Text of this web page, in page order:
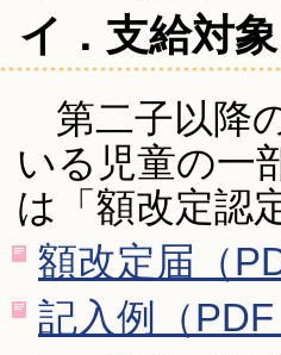
イ．支給対
第二子以降
いる児童の一
は「額改定認
額改定届（
記入例（PDF